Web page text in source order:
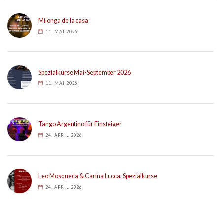
Milonga de la casa
11. MAI 2026
Spezialkurse Mai-September 2026
11. MAI 2026
Tango Argentino für Einsteiger
24. APRIL 2026
Leo Mosqueda & Carina Lucca, Spezialkurse
24. APRIL 2026